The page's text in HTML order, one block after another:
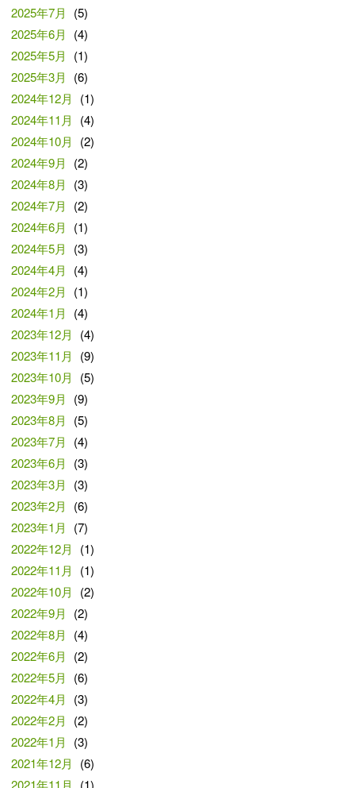
2025年7月
(5)
2025年6月
(4)
2025年5月
(1)
2025年3月
(6)
2024年12月
(1)
2024年11月
(4)
2024年10月
(2)
2024年9月
(2)
2024年8月
(3)
2024年7月
(2)
2024年6月
(1)
2024年5月
(3)
2024年4月
(4)
2024年2月
(1)
2024年1月
(4)
2023年12月
(4)
2023年11月
(9)
2023年10月
(5)
2023年9月
(9)
2023年8月
(5)
2023年7月
(4)
2023年6月
(3)
2023年3月
(3)
2023年2月
(6)
2023年1月
(7)
2022年12月
(1)
2022年11月
(1)
2022年10月
(2)
2022年9月
(2)
2022年8月
(4)
2022年6月
(2)
2022年5月
(6)
2022年4月
(3)
2022年2月
(2)
2022年1月
(3)
2021年12月
(6)
2021年11月
(1)